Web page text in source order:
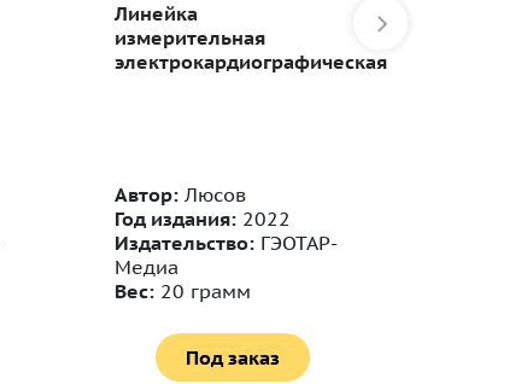
Линейка
измерительная
электрокардиографическая
Автор: Люсов
Год издания: 2022
Издательство: ГЭОТАР-
Медиа
Вес: 20 грамм
Под заказ